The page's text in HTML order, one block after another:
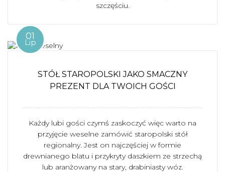
szczęściu.
01
Lip
STÓŁ STAROPOLSKI JAKO SMACZNY
PREZENT DLA TWOICH GOŚCI
Każdy lubi gości czymś zaskoczyć więc warto na
przyjęcie weselne zamówić staropolski stół
regionalny. Jest on najczęściej w formie
drewnianego blatu i przykryty daszkiem ze strzechą
lub aranżowany na stary, drabiniasty wóz.